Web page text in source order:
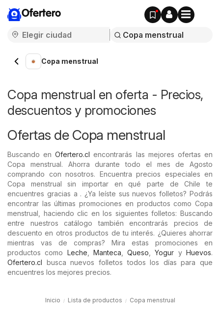
Ofertero
Copa menstrual
Copa menstrual en oferta - Precios,
descuentos y promociones
Ofertas de Copa menstrual
Buscando enOfertero.cl encontrarás las mejores ofertas en
Copa menstrual. Ahorra durante todo el mes de Agosto
comprando con nosotros. Encuentra precios especiales en
Copa menstrual sin importar en qué parte de Chile te
encuentres gracias a . ¿Ya leíste sus nuevos folletos? Podrás
encontrar las últimas promociones en productos como Copa
menstrual, haciendo clic en los siguientes folletos: Buscando
entre nuestros catálogo también encontrarás precios de
descuento en otros productos de tu interés. ¿Quieres ahorrar
mientras vas de compras? Mira estas promociones en
productos como Leche Manteca ,Queso ,Yogur yHuevos.
Ofertero.cl busca nuevos folletos todos los días para que
encuentres los mejores precios.
Inicio Lista de productos Copa menstrual